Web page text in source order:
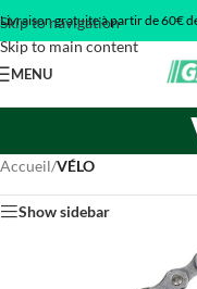
Skip to navigation
Skip to main content
Livraison gratuite à partir de 60€
MENU
Accueil/VÉLO
Show sidebar